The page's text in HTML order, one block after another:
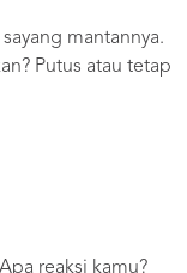
mantannya.
Putus atau tetap
reaksi kamu?